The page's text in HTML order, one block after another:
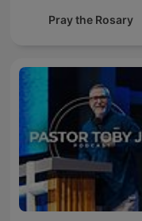
Pray the Rosary